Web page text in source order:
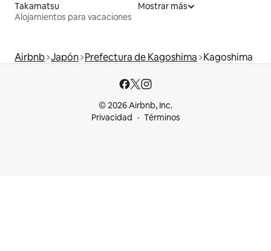
Takamatsu
Alojamientos para vacaciones
Mostrar más
Airbnb Japón Prefectura de Kagoshima Kagoshima
© 2026 Airbnb, Inc.
Privacidad
Términos